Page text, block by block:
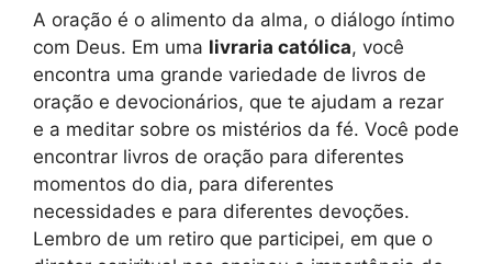
A oração é o alimento da alma, o diálogo íntimo
com Deus. Em uma livraria católica, você
encontra uma grande variedade de livros de
oração e devocionários, que te ajudam a rezar
e a meditar sobre os mistérios da fé. Você pode
encontrar livros de oração para diferentes
momentos do dia, para diferentes
necessidades e para diferentes devoções.
Lembro de um retiro que participei, em que o